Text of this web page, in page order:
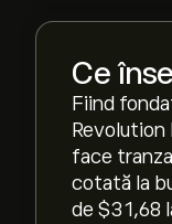
Ce
Fiind
face
cotată la
de $31,68